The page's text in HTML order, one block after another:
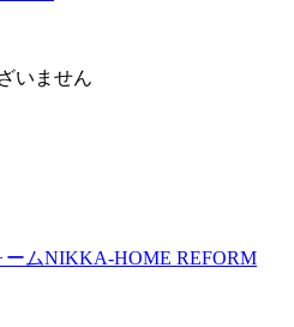
いません
ームNIKKA-HOME REFORM